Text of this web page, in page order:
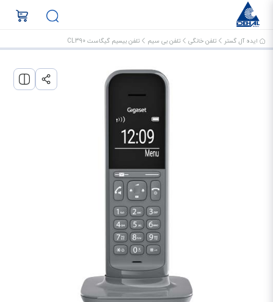
ایده آل گستر تلفن خانگی تلفن بی سیم تلفن بیسیم گیگاست CL390